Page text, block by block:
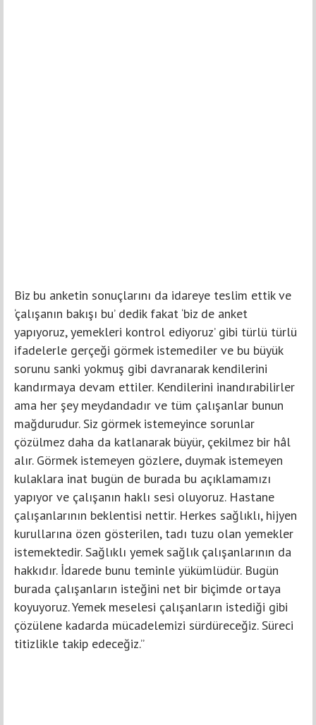
Biz bu anketin sonuçlarını da idareye teslim ettik ve
‘çalışanın bakışı bu’ dedik fakat ‘biz de anket
yapıyoruz, yemekleri kontrol ediyoruz’ gibi türlü türlü
ifadelerle gerçeği görmek istemediler ve bu büyük
sorunu sanki yokmuş gibi davranarak kendilerini
kandırmaya devam ettiler. Kendilerini inandırabilirler
ama her şey meydandadır ve tüm çalışanlar bunun
mağdurudur. Siz görmek istemeyince sorunlar
çözülmez daha da katlanarak büyür, çekilmez bir hâl
alır. Görmek istemeyen gözlere, duymak istemeyen
kulaklara inat bugün de burada bu açıklamamızı
yapıyor ve çalışanın haklı sesi oluyoruz. Hastane
çalışanlarının beklentisi nettir. Herkes sağlıklı, hijyen
kurullarına özen gösterilen, tadı tuzu olan yemekler
istemektedir. Sağlıklı yemek sağlık çalışanlarının da
hakkıdır. İdarede bunu teminle yükümlüdür. Bugün
burada çalışanların isteğini net bir biçimde ortaya
koyuyoruz. Yemek meselesi çalışanların istediği gibi
çözülene kadarda mücadelemizi sürdüreceğiz. Süreci
titizlikle takip edeceğiz.”